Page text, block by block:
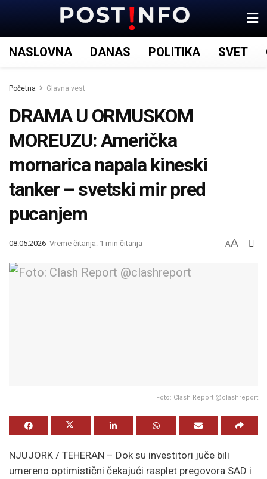
NASLOVNA DANAS POLITIKA SVET
Početna Glavna vest
DRAMA U ORMUSKOM
MOREUZU: Američka
mornarica napala kineski
tanker – svetski mir pred
pucanjem
08.05.2026 Vreme čitanja: 1 min čitanja AA
Foto: Clash Report @clashreport
NJUJORK / TEHERAN – Dok su investitori juče bili
umereno optimistični čekajući rasplet pregovora SAD i